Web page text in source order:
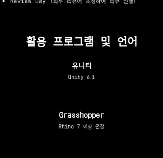
​활용 프로그램 및 언어
​유니티
Unity 6.1
Grasshopper
Rhino 7 이상 권장